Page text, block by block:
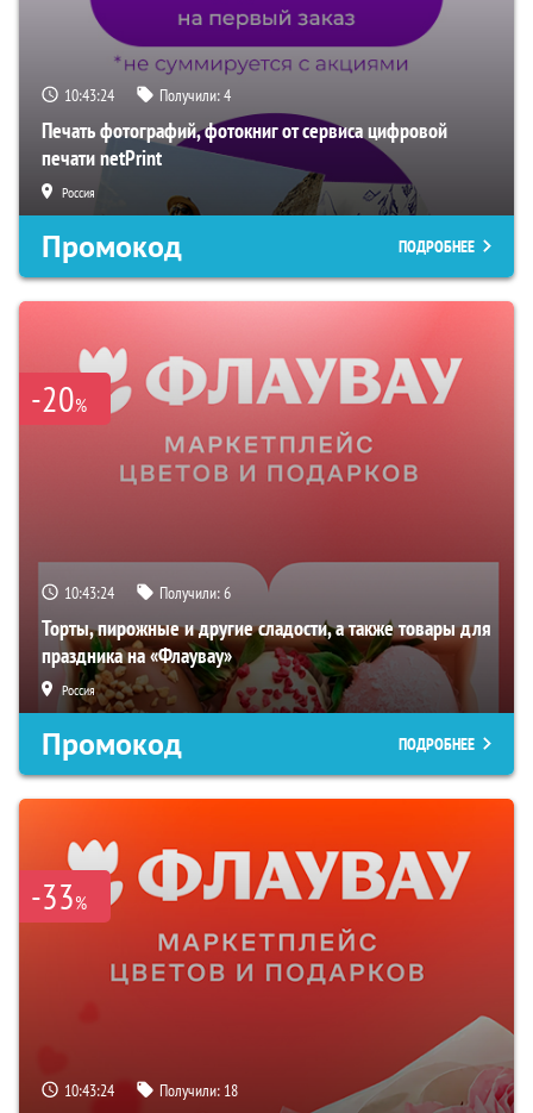
10:43:23 Получили:4
Печать фотографий, фотокниг от сервиса цифровой
печати netPrint
Россия
Промокод ПОДРОБНЕЕ
-20%
10:43:23 Получили:6
Торты, пирожные и другие сладости, а также товары для
праздника на «Флаувау»
Россия
Промокод ПОДРОБНЕЕ
-33%
10:43:23 Получили: 18